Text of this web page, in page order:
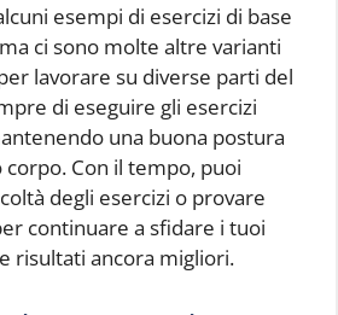
esempi di esercizi di base
ci sono molte altre varianti
lavorare su diverse parti del
di eseguire gli esercizi
una buona postura
Con il tempo, puoi
degli esercizi o provare
continuare a sfidare i tuoi
risultati ancora migliori.